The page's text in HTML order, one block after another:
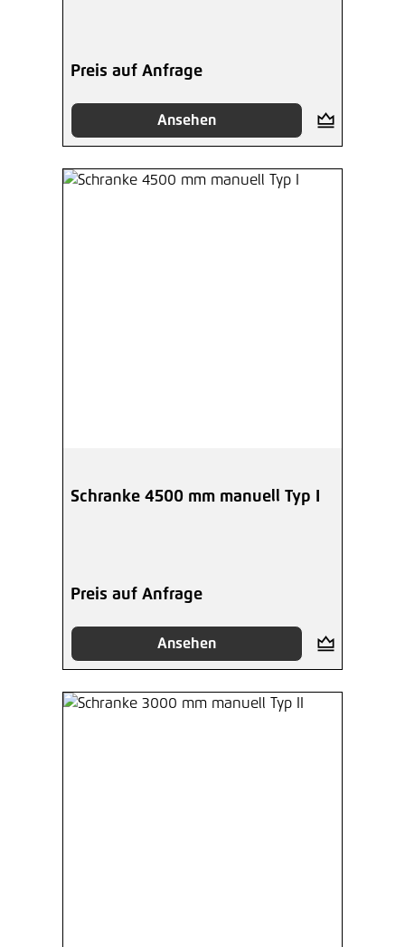
Preis auf Anfrage
Ansehen
Schranke 4500 mm manuell Typ I
Preis auf Anfrage
Ansehen